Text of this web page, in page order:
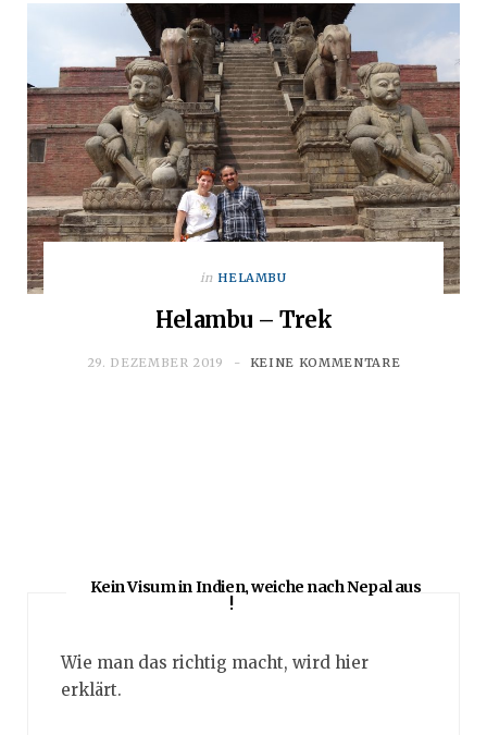
in HELAMBU
Helambu – Trek
29. DEZEMBER 2019 KEINE KOMMENTARE
Kein Visum in Indien, weiche nach Nepal aus
!
Wie man das richtig macht, wird hier
erklärt.